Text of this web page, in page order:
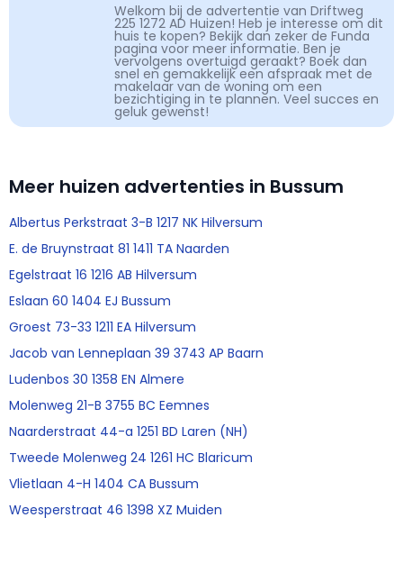
Welkom bij de advertentie van Driftweg
225 1272 AD Huizen! Heb je interesse om dit
huis te kopen? Bekijk dan zeker de Funda
pagina voor meer informatie. Ben je
vervolgens overtuigd geraakt? Boek dan
snel en gemakkelijk een afspraak met de
makelaar van de woning om een
bezichtiging in te plannen. Veel succes en
geluk gewenst!
Meer huizen advertenties in Bussum
Albertus Perkstraat 3-B 1217 NK Hilversum
E. de Bruynstraat 81 1411 TA Naarden
Egelstraat 16 1216 AB Hilversum
Eslaan 60 1404 EJ Bussum
Groest 73-33 1211 EA Hilversum
Jacob van Lenneplaan 39 3743 AP Baarn
Ludenbos 30 1358 EN Almere
Molenweg 21-B 3755 BC Eemnes
Naarderstraat 44-a 1251 BD Laren (NH)
Tweede Molenweg 24 1261 HC Blaricum
Vlietlaan 4-H 1404 CA Bussum
Weesperstraat 46 1398 XZ Muiden